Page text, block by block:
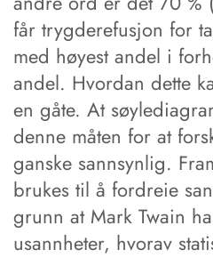
får trygderefusjon for
med høyest andel i
andel. Hvordan dette
en gåte. At
denne måten for at
ganske sannsynlig.
brukes til å fordreie
grunn at Mark Twain
usannheter, hvorav